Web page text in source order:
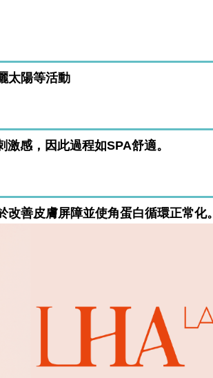
太陽等活動
感，因此過程如SPA舒適。
善皮膚屏障並使角蛋白循環正常化。